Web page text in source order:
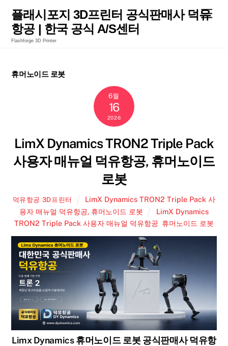
content
플래시포지 3D프린터 공식판매사 덕유
항공 | 한국 공식 A/S센터
Flashforge 3D Printer
휴머노이드 로봇
6월
16
2026
LimX Dynamics TRON2 Triple Pack
사용자 매뉴얼 덕유항공, 휴머노이드
로봇
덕유항공 3D프린터
LimX Dynamics TRON2 Triple Pack 사
용자 매뉴얼 덕유항공, 휴머노이드 로봇
LimX Dynamics
TRON2 Triple Pack 사용자 매뉴얼 덕유항공 휴머노이드 로봇
Limx Dynamics 휴머노이드 로봇 공식판매사 덕유항